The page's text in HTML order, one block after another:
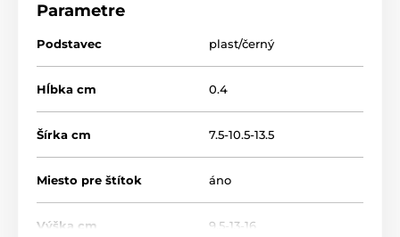
Parametre
Podstavec plast/černý
Hĺbka cm 0.4
Šírka cm 7.5-10.5-13.5
Miesto pre štítok áno
Výška cm 9.5-13-16